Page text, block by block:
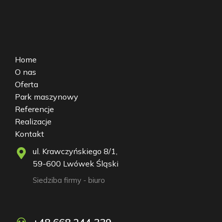
Home
O nas
Oferta
Park maszynowy
Referencje
Realizacje
Kontakt
ul. Krawczyńskiego 8/1,
59-600 Lwówek Śląski
Siedziba firmy - biuro